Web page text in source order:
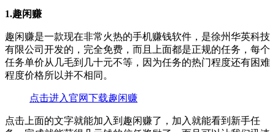
1.趣闲赚
趣闲赚是一款现在非常火热的手机赚钱软件，是徐州华英科技
有限公司开发的，完全免费，而且上面都是正规的任务，每个
任务单价从几毛到几十元不等，因为任务的热门程度还有困难
程度价格所以并不相同。
点击进入官网下载趣闲赚
点击上面的文字就能加入到趣闲赚了，加入就能看到新手任